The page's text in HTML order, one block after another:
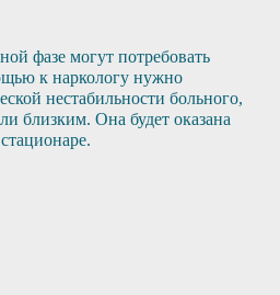
фазе могут потребовать
к наркологу нужно
нестабильности больного,
близким. Она будет оказана